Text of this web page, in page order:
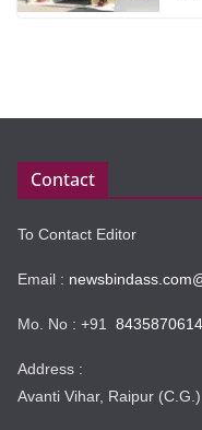
Contact
To Contact Editor
Email :
Mo. No : +91 8435870614
Address :
Avanti Vihar, Raipur